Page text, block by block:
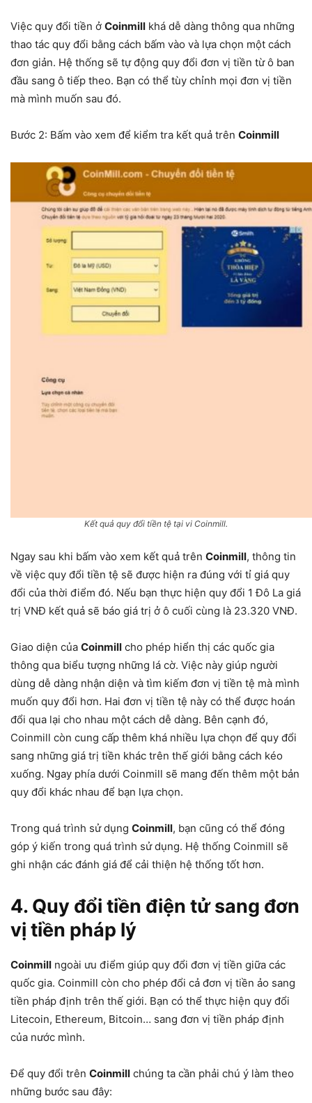
Việc quy đổi tiền ở Coinmill khá dễ dàng thông qua những
thao tác quy đổi bằng cách bấm vào và lựa chọn một cách
đơn giản. Hệ thống sẽ tự động quy đổi đơn vị tiền từ ô ban
đầu sang ô tiếp theo. Bạn có thể tùy chỉnh mọi đơn vị tiền
mà mình muốn sau đó.
Bước 2: Bấm vào xem để kiểm tra kết quả trên Coinmill
Kết quả quy đổi tiền tệ tại vi Coinmill.
Ngay sau khi bấm vào xem kết quả trên Coinmill, thông tin
về việc quy đổi tiền tệ sẽ được hiện ra đúng với tỉ giá quy
đổi của thời điểm đó. Nếu bạn thực hiện quy đổi 1 Đô La giá
trị VNĐ kết quả sẽ báo giá trị ở ô cuối cùng là 23.320 VNĐ.
Giao diện của Coinmill cho phép hiển thị các quốc gia
thông qua biểu tượng những lá cờ. Việc này giúp người
dùng dễ dàng nhận diện và tìm kiếm đơn vị tiền tệ mà mình
muốn quy đổi hơn. Hai đơn vị tiền tệ này có thể được hoán
đổi qua lại cho nhau một cách dễ dàng. Bên cạnh đó,
Coinmill còn cung cấp thêm khá nhiều lựa chọn để quy đổi
sang những giá trị tiền khác trên thế giới bằng cách kéo
xuống. Ngay phía dưới Coinmill sẽ mang đến thêm một bản
quy đổi khác nhau để bạn lựa chọn.
Trong quá trình sử dụng Coinmill, bạn cũng có thể đóng
góp ý kiến trong quá trình sử dụng. Hệ thống Coinmill sẽ
ghi nhận các đánh giá để cải thiện hệ thống tốt hơn.
4. Quy đổi tiền điện tử sang đơn
vị tiền pháp lý
Coinmill ngoài ưu điểm giúp quy đổi đơn vị tiền giữa các
quốc gia. Coinmill còn cho phép đổi cả đơn vị tiền ảo sang
tiền pháp định trên thế giới. Bạn có thể thực hiện quy đổi
Litecoin, Ethereum, Bitcoin… sang đơn vị tiền pháp định
của nước mình.
Để quy đổi trên Coinmill chúng ta cần phải chú ý làm theo
những bước sau đây: